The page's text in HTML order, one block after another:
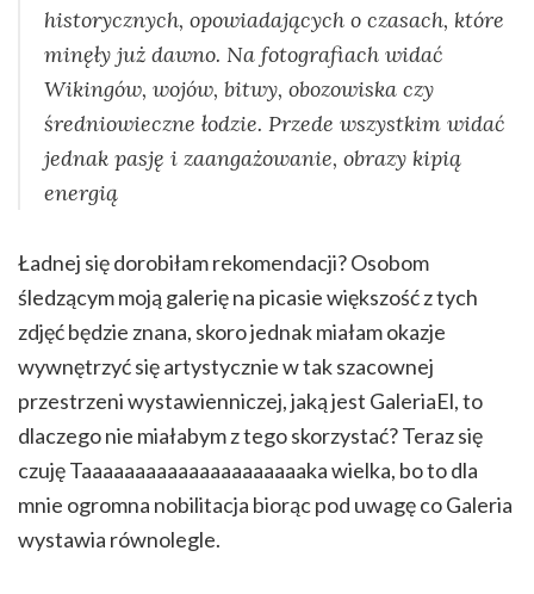
historycznych, opowiadających o czasach, które
minęły już dawno. Na fotografiach widać
Wikingów, wojów, bitwy, obozowiska czy
średniowieczne łodzie. Przede wszystkim widać
jednak pasję i zaangażowanie, obrazy kipią
energią
Ładnej się dorobiłam rekomendacji? Osobom
śledzącym moją galerię na picasie większość z tych
zdjęć będzie znana, skoro jednak miałam okazje
wywnętrzyć się artystycznie w tak szacownej
przestrzeni wystawienniczej, jaką jest GaleriaEl, to
dlaczego nie miałabym z tego skorzystać? Teraz się
czuję Taaaaaaaaaaaaaaaaaaaaaka wielka, bo to dla
mnie ogromna nobilitacja biorąc pod uwagę co Galeria
wystawia równolegle.